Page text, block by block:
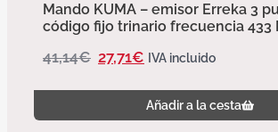
Mando KUMA – emisor Erreka 3
código fijo trinario frecuencia 433
41,14€ 27,71€ IVA incluido
Añadir a la cesta